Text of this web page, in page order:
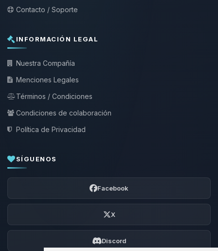
Contacto / Soporte
INFORMACIÓN LEGAL
Nuestra Compañía
Menciones Legales
Términos / Condiciones
Condiciones de colaboración
Política de Privacidad
SÍGUENOS
Facebook
X
Discord